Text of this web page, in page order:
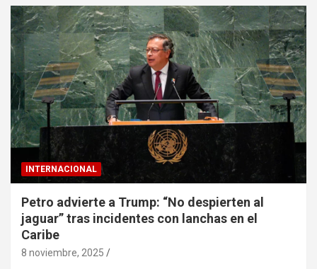
INTERNACIONAL
Petro advierte a Trump: “No despierten al
jaguar” tras incidentes con lanchas en el
Caribe
8 noviembre, 2025